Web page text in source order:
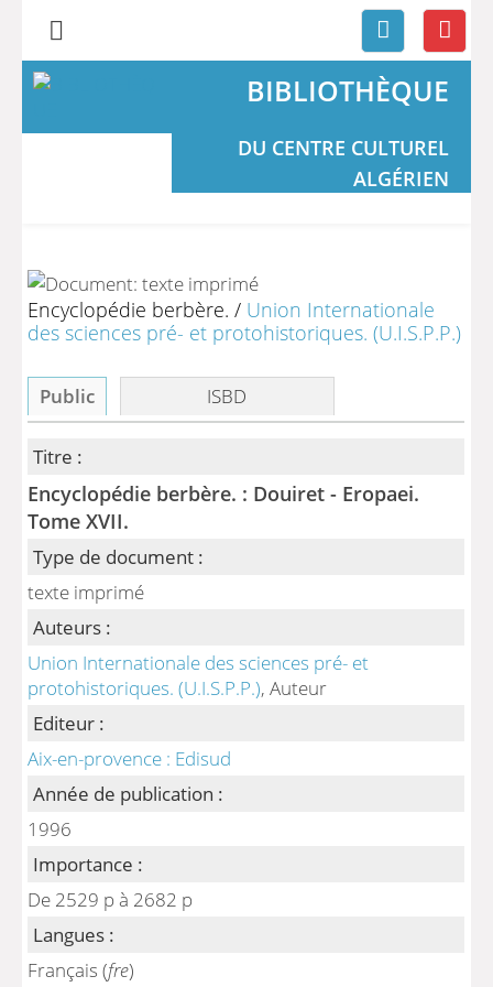
BIBLIOTHÈQUE
DU CENTRE CULTUREL
ALGÉRIEN
Encyclopédie berbère. / Union Internationale
des sciences pré- et protohistoriques. (U.I.S.P.P.)
Public ISBD
Titre :
Encyclopédie berbère. : Douiret - Eropaei.
Tome XVII.
Type de document :
texte imprimé
Auteurs :
Union Internationale des sciences pré- et
protohistoriques. (U.I.S.P.P.), Auteur
Editeur :
Aix-en-provence : Edisud
Année de publication :
1996
Importance :
De 2529 p à 2682 p
Langues :
Français (fre)